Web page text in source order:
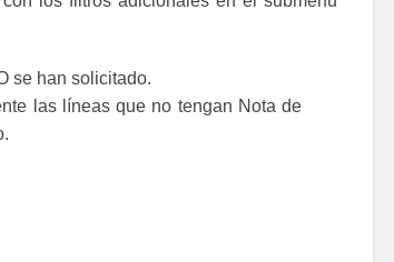
se han solicitado.
las líneas que no tengan Nota de